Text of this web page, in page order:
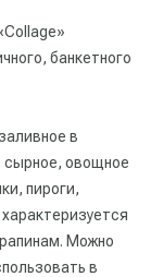
банкетного
в
овощное
пироги,
Можно
в